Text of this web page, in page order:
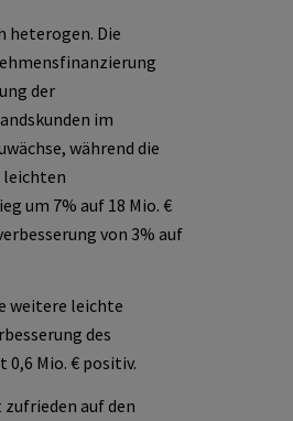
heterogen. Die
der
im
während die
leichten
um 7% auf 18 Mio. €
von 3% auf
weitere leichte
des
Mio. € positiv.
auf den